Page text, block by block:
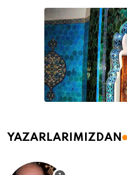
YAZARLARIMIZDAN